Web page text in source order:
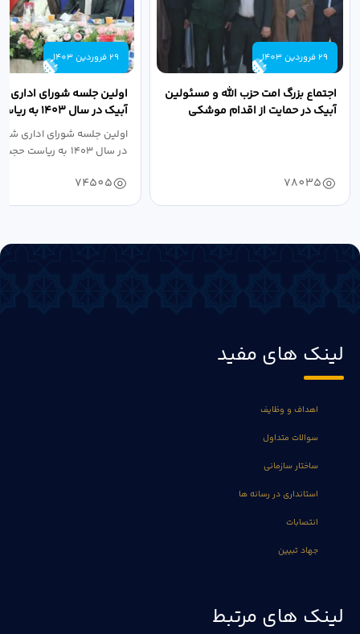
29 فروردین 1403
اجتماع بزرگ امت حزب الله و مسئولین
آبیک در حمایت از اقدام موشکی
78035
29 فروردین 1403
اولین جلسه شورای اداری
آبیک در سال
اله مددخانی...
اولین جلسه شورای اداری
در سال ۱۴۰۳ به ریاست حجت اله...
74505
لینک های مفید
اهداف و وظایف
سوالات متداول
ساختار سازمانی
استانداری در رسانه ها
انتصابات
جهاد تبیین
لینک های مرتبط